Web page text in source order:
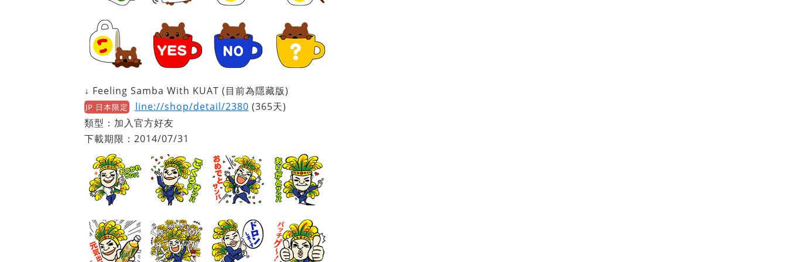
↓ Feeling Samba With KUAT (目前為隱藏版)
JP 日本限定 line://shop/detail/2380 (365天)
類型：加入官方好友
下載期限：2014/07/31